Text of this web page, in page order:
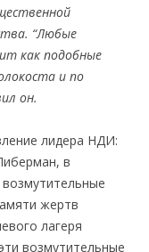
“Любые
как подобные
и по
он.
лидера НДИ:
в
жертв
лагеря
возмутительные